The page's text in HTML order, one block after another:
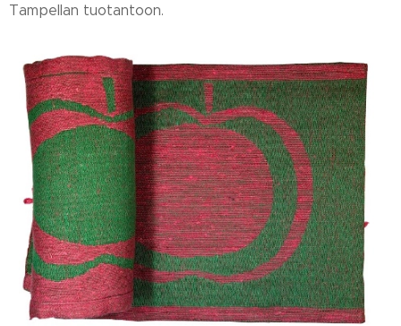
Tampellan tuotantoon.